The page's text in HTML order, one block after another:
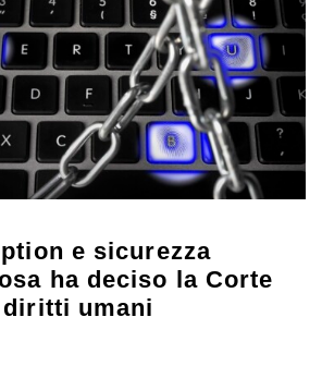
e sicurezza
ha deciso la Corte
umani